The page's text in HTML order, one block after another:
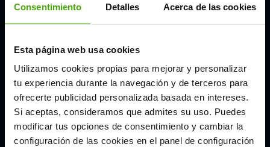
Consentimiento Detalles Acerca de las cookies
Esta página web usa cookies
Utilizamos cookies propias para mejorar y personalizar
tu experiencia durante la navegación y de terceros para
ofrecerte publicidad personalizada basada en intereses.
Si aceptas, consideramos que admites su uso. Puedes
modificar tus opciones de consentimiento y cambiar la
configuración de las cookies en el panel de configuración
Córdoba
Madrid
Málaga
Valencia